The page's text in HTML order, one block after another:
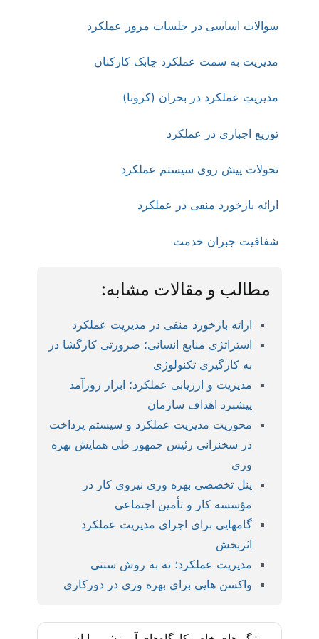
سوالات اساسی در جلسات مرور عملکرد
مدیریت به سمت عملکرد چابک کارکنان
مدیریتِ عملکرد در بحران (کرونا)
توزیع اجباری در عملکرد
تحولات پیش روی سیستم عملکرد
ارائه بازخورد منفی در عملکرد
شفافیت جبران خدمت
مطالب و مقالات مشابه:
ارائه بازخورد منفی در مدیریت عملکرد
استراتژی منابع انسانی؛ ضرورتی کارگشا در
به کارگیری تکنولوژی
مدیریت و ارزیابی عملکرد؛ ابزار روزآمد
پیشبرد اهداف سازمان
محوریت مدیریت عملکرد و سیستم پرداخت
در سخنرانی رئیس جمهور طی همایش بهره
وری
پنل تخصصی بهره وری نیروی کار در
مؤسسه کار و تأمین اجتماعی
گامهایی برای اجرای مدیریت عملکرد
اثربخش
مدیریت عملکرد؛ نه به روش سنتی
واکسن هایی برای بهره وری در دورکاری